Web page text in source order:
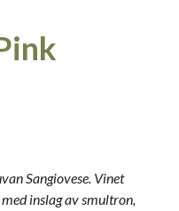
Sangiovese. Vinet
inslag av smultron,